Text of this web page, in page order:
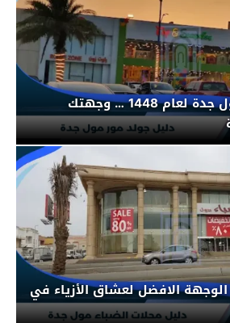
دليل جولد مور مول جدة لعام 1448 … وجهتك
الافضل لعشاق الأزياء في